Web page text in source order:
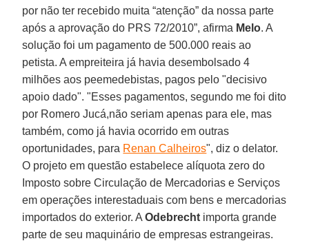
por não ter recebido muita “atenção” da nossa parte
após a aprovação do PRS 72/2010”, afirma Melo. A
solução foi um pagamento de 500.000 reais ao
petista. A empreiteira já havia desembolsado 4
milhões aos peemedebistas, pagos pelo "decisivo
apoio dado". "Esses pagamentos, segundo me foi dito
por Romero Jucá,não seriam apenas para ele, mas
também, como já havia ocorrido em outras
oportunidades, para Renan Calheiros", diz o delator.
O projeto em questão estabelece alíquota zero do
Imposto sobre Circulação de Mercadorias e Serviços
em operações interestaduais com bens e mercadorias
importados do exterior. AOdebrecht importa grande
parte de seu maquinário de empresas estrangeiras.